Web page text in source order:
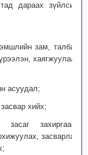
дараах зүйлсийг
зам, талбай,
хаягжуулалт,
асуудал;
хийх;
захиргааны
засварлах,